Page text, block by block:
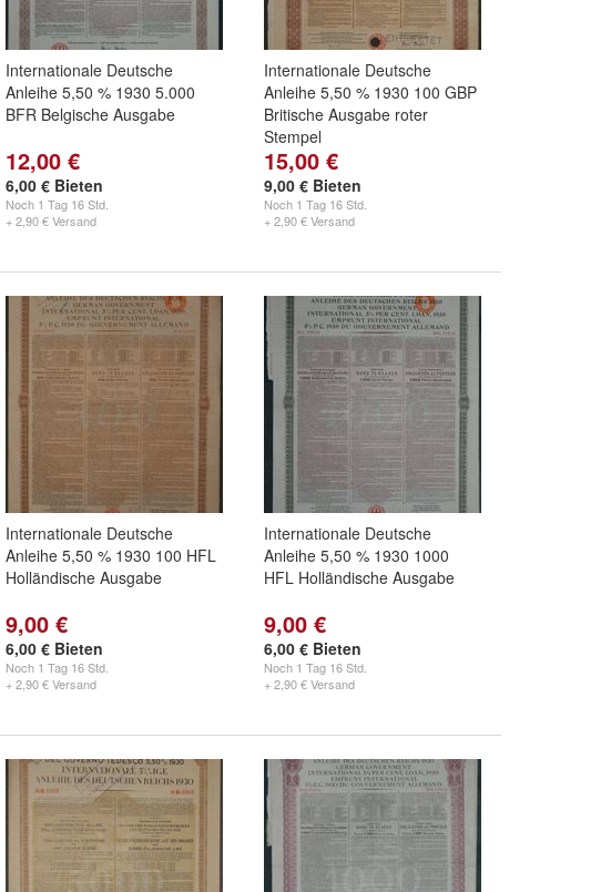
Internationale Deutsche
Anleihe 5,50 % 1930 5.000
BFR Belgische Ausgabe
12,00 €
6,00 € Bieten
Noch 1 Tag 16 Std.
+ 2,90 € Versand
Internationale Deutsche
Anleihe 5,50 % 1930 100 GBP
Britische Ausgabe roter
Stempel
15,00 €
9,00 € Bieten
Noch 1 Tag 16 Std.
+ 2,90 € Versand
Internationale Deutsche
Anleihe 5,50 % 1930 100 HFL
Holländische Ausgabe
9,00 €
6,00 € Bieten
Noch 1 Tag 16 Std.
+ 2,90 € Versand
Internationale Deutsche
Anleihe 5,50 % 1930 1000
HFL Holländische Ausgabe
9,00 €
6,00 € Bieten
Noch 1 Tag 16 Std.
+ 2,90 € Versand